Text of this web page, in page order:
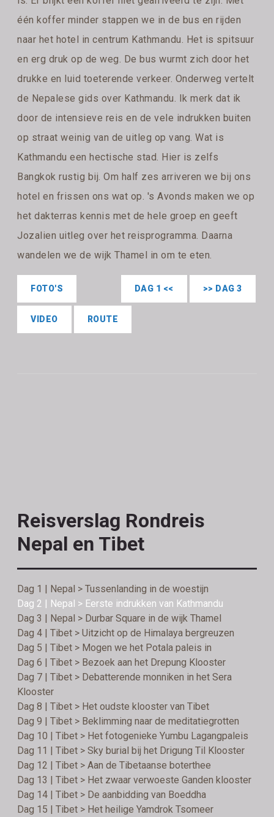
één koffer minder stappen we in de bus en rijden
naar het hotel in centrum Kathmandu. Het is spitsuur
en erg druk op de weg. De bus wurmt zich door het
drukke en luid toeterende verkeer. Onderweg vertelt
de Nepalese gids over Kathmandu. Ik merk dat ik
door de intensieve reis en de vele indrukken buiten
op straat weinig van de uitleg op vang. Wat is
Kathmandu een hectische stad. Hier is zelfs
Bangkok rustig bij. Om half zes arriveren we bij ons
hotel en frissen ons wat op. 's Avonds maken we op
het dakterras kennis met de hele groep en geeft
Jozalien uitleg over het reisprogramma. Daarna
wandelen we de wijk Thamel in om te eten.
>> DAG 3
DAG 1 <<
FOTO'S
VIDEO ROUTE
Reisverslag Rondreis
Nepal en Tibet
Dag 1 | Nepal > Tussenlanding in de woestijn
Dag 2 | Nepal > Eerste indrukken van Kathmandu
Dag 3 | Nepal > Durbar Square in de wijk Thamel
Dag 4 | Tibet > Uitzicht op de Himalaya bergreuzen
Dag 5 | Tibet > Mogen we het Potala paleis in
Dag 6 | Tibet > Bezoek aan het Drepung Klooster
Dag 7 | Tibet > Debatterende monniken in het Sera
Klooster
Dag 8 | Tibet > Het oudste klooster van Tibet
Dag 9 | Tibet > Beklimming naar de meditatiegrotten
Dag 10 | Tibet > Het fotogenieke Yumbu Lagangpaleis
Dag 11 | Tibet > Sky burial bij het Drigung Til Klooster
Dag 12 | Tibet > Aan de Tibetaanse boterthee
Dag 13 | Tibet > Het zwaar verwoeste Ganden klooster
Dag 14 | Tibet > De aanbidding van Boeddha
Dag 15 | Tibet > Het heilige Yamdrok Tsomeer